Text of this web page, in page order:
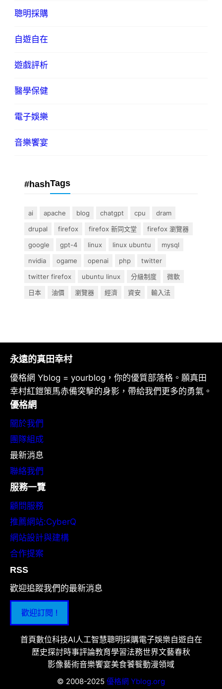
聰明採購
自遊自在
遊戲評析
醫學保健
電子娛樂
音樂饗宴
#hashTags
ai apache blog chatgpt cpu
dram
drupal
firefox firefox 新同文堂
firefox 瀏覽器
google
gpt-4 linux linux ubuntu
mysql
nvidia
ogame openai php
twitter
twitter firefox
ubuntu linux 分級制度
微軟
日本
油價 瀏覽器 經濟 資安 輸入法
永遠的真田幸村
優格網 Yblog = yourblog，你的優質部落格。願真田
幸村紅鎧策馬赤備突擊的身影，帶給我們更多的勇氣。
優格網
關於我們
團隊組成
最新消息
聯絡我們
服務一覽
顧問服務
推薦網站:CyberQ
網站設計與建構
合作提案
RSS
歡迎追蹤我們的最新消息
歡迎訂閱 !
首頁數位科技AI人工智慧聰明採購電子娛樂自遊自在
歷史探討時事評論教育學習法務世界文藝春秋
影像藝術音樂饗宴美食饕餮動漫領域
© 2008-2025 優格網 Yblog.org